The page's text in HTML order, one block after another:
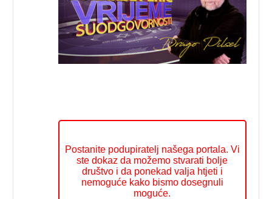
Postanite podupiratelj našega portala. Vi
ste dokaz da možemo stvarati bolje
društvo i da ponekad valja htjeti i
nemoguće kako bismo dosegnuli
moguće.